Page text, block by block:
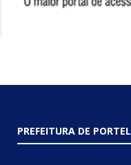
PREFEITURA DE PORTEL